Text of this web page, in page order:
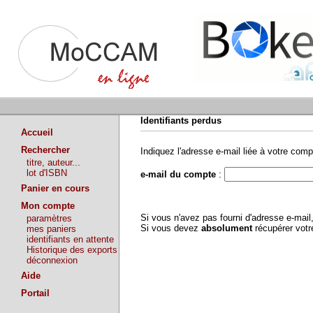
Accueil
Rechercher
titre, auteur...
lot d'ISBN
Panier en cours
Mon compte
paramètres
mes paniers
identifiants en attente
Historique des exports
déconnexion
Aide
Portail
Identifiants perdus
Indiquez l'adresse e-mail liée à votre
e-mail du compte :
Si vous n'avez pas fourni d'adresse e-
Si vous devez absolumentrécupérer